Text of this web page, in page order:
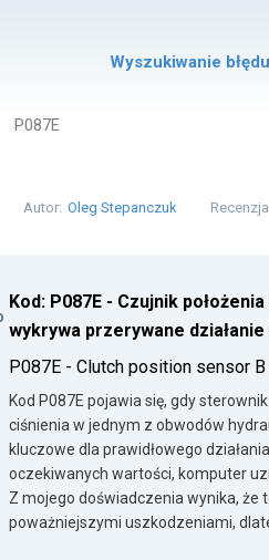
Wyszukiwanie błędu
P087E
Autor: Oleg Stepanczuk
Kod: P087E - Czujnik
wykrywa przerywane
P087E - Clutch position sensor
Kod P087E pojawia się, gdy
ciśnienia w jednym z obwodów
kluczowe dla prawidłowego
oczekiwanych wartości, komputer
Z mojego doświadczenia wynika, że
poważniejszymi uszkodzeniami,